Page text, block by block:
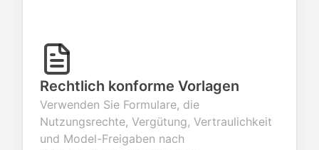
Rechtlich konforme Vorlagen
Verwenden Sie Formulare, die
Nutzungsrechte, Vergütung, Vertraulichkeit
und Model-Freigaben nach